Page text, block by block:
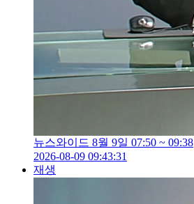
뉴스와이드 8월 9일 07:50 ~ 09:38
2026-08-09 09:43:31
재생